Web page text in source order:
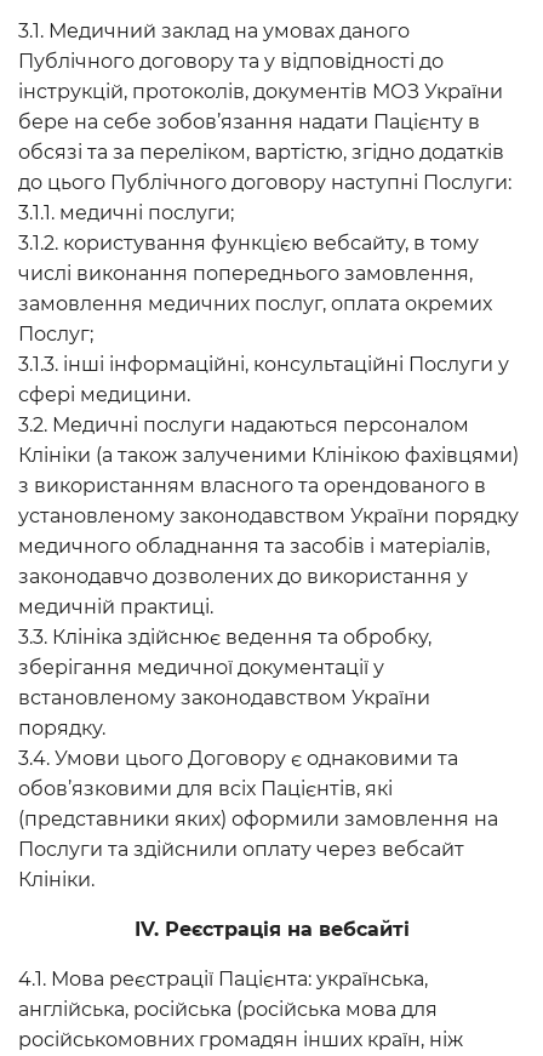
3.1. Медичний заклад на умовах даного
Публічного договору та у відповідності до
інструкцій, протоколів, документів МОЗ України
бере на себе зобов’язання надати Пацієнту в
обсязі та за переліком, вартістю, згідно додатків
до цього Публічного договору наступні Послуги:
3.1.1. медичні послуги;
3.1.2. користування функцією вебсайту, в тому
числі виконання попереднього замовлення,
замовлення медичних послуг, оплата окремих
Послуг;
3.1.3. інші інформаційні, консультаційні Послуги у
сфері медицини.
3.2. Медичні послуги надаються персоналом
Клініки (а також залученими Клінікою фахівцями)
з використанням власного та орендованого в
установленому законодавством України порядку
медичного обладнання та засобів і матеріалів,
законодавчо дозволених до використання у
медичній практиці.
3.3. Клініка здійснює ведення та обробку,
зберігання медичної документації у
встановленому законодавством України
порядку.
3.4. Умови цього Договору є однаковими та
обов’язковими для всіх Пацієнтів, які
(представники яких) оформили замовлення на
Послуги та здійснили оплату через вебсайт
Клініки.
ІV. Реєстрація на вебсайті
4.1. Мова реєстрації Пацієнта: українська,
англійська, російська (російська мова для
російськомовних громадян інших країн, ніж